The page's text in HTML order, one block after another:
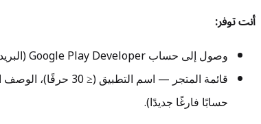
أنت توفر:
وصول إلى حساب Google Play Developer (البريد · الصلاحيات: View app information, Draft apps, Releases, Store presence).
قائمة المتجر — اسم التطبيق (≤ 30 حرفًا)، الوصف الكامل، لقطات الشاشة، الصورة المميزة، الأيقونة (512×512)، و
حسابًا فارغًا جديدًا).